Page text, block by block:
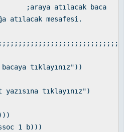
atılacak baca
atılacak mesafesi.
tıklayınız"))
yazısına tıklayınız")
1 b)))